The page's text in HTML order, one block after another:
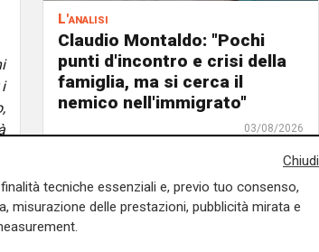
L'analisi
Claudio Montaldo: "Pochi
punti d'incontro e crisi della
famiglia, ma si cerca il
nemico nell'immigrato"
03/08/2026
Chiudi
tecniche essenziali e, previo tuo consenso,
misurazione delle prestazioni, pubblicità mirata e